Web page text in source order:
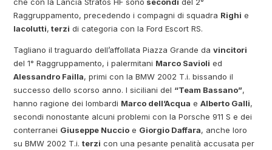
Raggruppamento, precedendo i compagni di squadra Righi e
Iacolutti, terzi di categoria con la Ford Escort RS.
Tagliano il traguardo dell’affollata Piazza Grande davincitori
del 1° Raggruppamento, i palermitani Marco Savioli ed
Alessandro Failla, primi con la BMW 2002 T.i. bissando il
successo dello scorso anno. I siciliani del “Team Bassano”,
hanno ragione dei lombardi Marco dell’Acqua eAlberto Galli,
secondi nonostante alcuni problemi con la Porsche 911 S e dei
conterranei Giuseppe Nuccio e Giorgio Daffara, anche loro
su BMW 2002 T.i.terzi con una pesante penalità accusata per